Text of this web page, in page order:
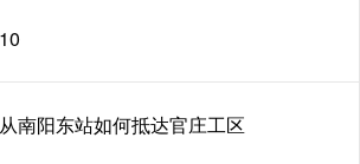
南阳东站如何抵达官庄工区